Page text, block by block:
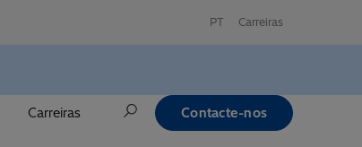
PT Carreiras
Carreiras Contacte-nos